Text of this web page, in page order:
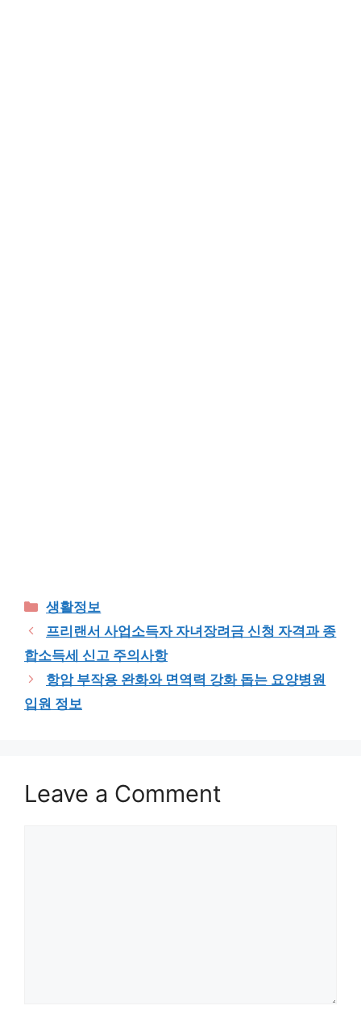
Categories
생활정보
프리랜서 사업소득자 자녀장려금 신청 자격과 종
합소득세 신고 주의사항
항암 부작용 완화와 면역력 강화 돕는 요양병원
입원 정보
Leave a Comment